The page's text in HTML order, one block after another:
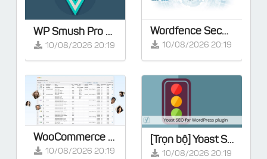
WP Smush Pro v4.3.0 – [Activated]
10/08/2026 20:19
Wordfence Security Premium v8.2.2 - [Activated]
10/08/2026 20:19
WooCommerce Smart Manager Pro v8.95.0
10/08/2026 20:19
[Trọn bộ] Yoast SEO Premium v28.2 - Full Extensions
10/08/2026 20:19